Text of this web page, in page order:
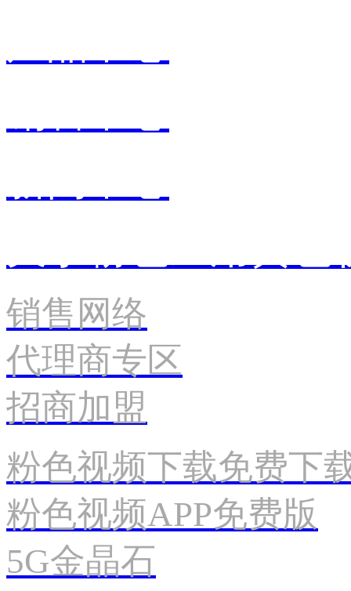
销售网络
代理商专区
招商加盟
粉色视频下载免费下
粉色视频APP免费版
5G金晶石